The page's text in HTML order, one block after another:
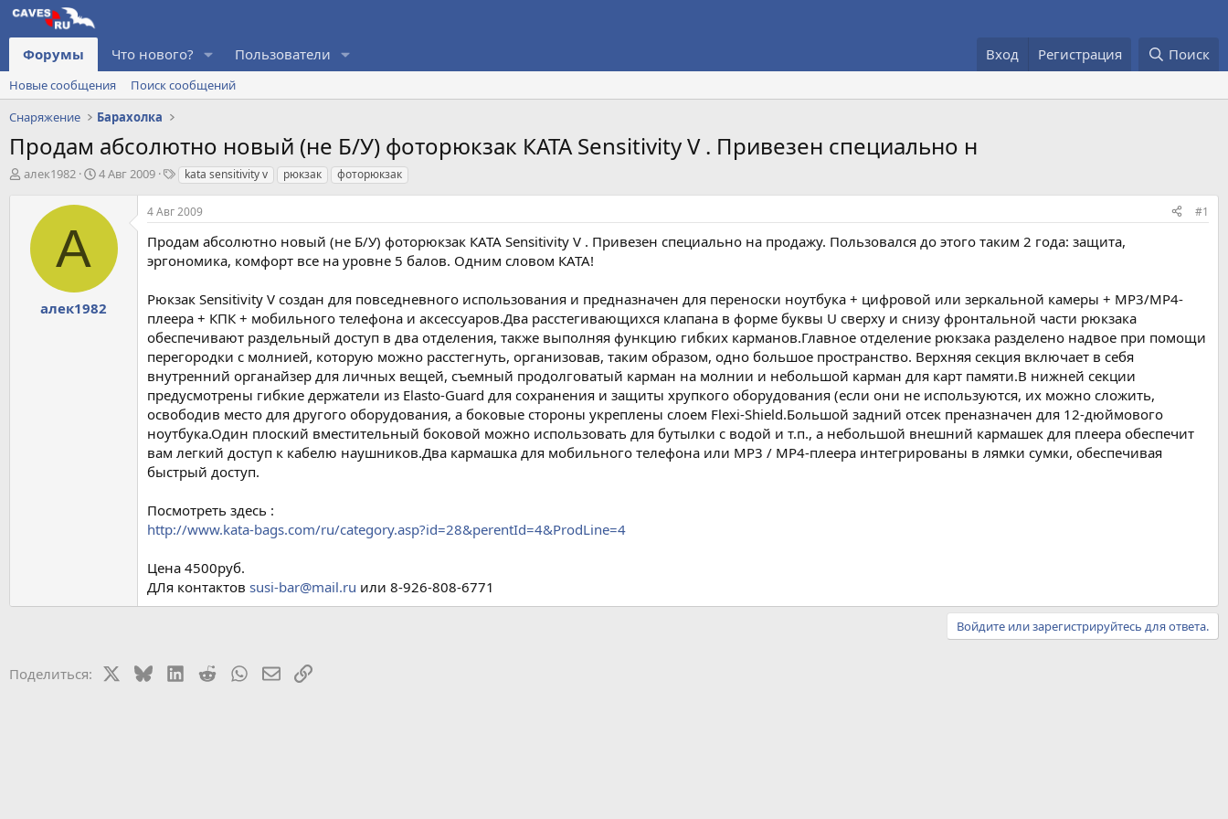
Форумы Что нового? Пользователи Вход Регистрация Поиск
Новые сообщения
Поиск сообщений
Снаряжение
Барахолка
Продам абсолютно новый (не Б/У) фоторюкзак КАТА Sensitivity V . Привезен специально н
А
алек1982
Д
а
а
л
4 Авг 2009
Т
г
и
kata sensitivity v рюкзак фоторюкзак
А
алек1982
4 Авг 2009 #1
Продам абсолютно новый (не Б/У) фоторюкзак КАТА Sensitivity V . Привезен специально на продажу. Пользовался до этого таким 2 года: защита,
эргономика, комфорт все на уровне 5 балов. Одним словом КАТА!
Рюкзак Sensitivity V создан для повседневного использования и предназначен для переноски ноутбука + цифровой или зеркальной камеры + MP3/MP4-
плеера + КПК + мобильного телефона и аксессуаров.Два расстегивающихся клапана в форме буквы U сверху и снизу фронтальной части рюкзака
обеспечивают раздельный доступ в два отделения, также выполняя функцию гибких карманов.Главное отделение рюкзака разделено надвое при помощи
перегородки с молнией, которую можно расстегнуть, организовав, таким образом, одно большое пространство. Верхняя секция включает в себя
внутренний органайзер для личных вещей, съемный продолговатый карман на молнии и небольшой карман для карт памяти.В нижней секции
предусмотрены гибкие держатели из Elasto-Guard для сохранения и защиты хрупкого оборудования (если они не используются, их можно сложить,
освободив место для другого оборудования, а боковые стороны укреплены слоем Flexi-Shield.Большой задний отсек преназначен для 12-дюймового
ноутбука.Один плоский вместительный боковой можно использовать для бутылки с водой и т.п., а небольшой внешний кармашек для плеера обеспечит
вам легкий доступ к кабелю наушников.Два кармашка для мобильного телефона или MP3 / MP4-плеера интегрированы в лямки сумки, обеспечивая
быстрый доступ.
Посмотреть здесь :
http://www.kata-bags.com/ru/category.asp?id=28&perentId=4&ProdLine=4
Цена 4500руб.
ДЛя контактов susi-bar@mail.ru или 8-926-808-6771
Войдите или зарегистрируйтесь для ответа.
Поделиться: BlueskyLinkedIn
Reddit WhatsApp
Электронная почта
Ссылка